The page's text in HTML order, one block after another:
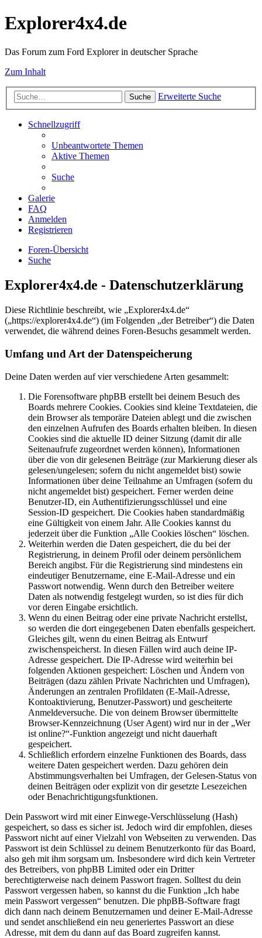
Explorer4x4.de
Das Forum zum Ford Explorer in deutscher Sprache
Zum Inhalt
Suche Erweiterte Suche
Schnellzugriff
Unbeantwortete Themen
Aktive Themen
Suche
Galerie
FAQ
Anmelden
Registrieren
Foren-Übersicht
Suche
Explorer4x4.de - Datenschutzerklärung
Diese Richtlinie beschreibt, wie „Explorer4x4.de“
(„https://explorer4x4.de“) (im Folgenden „der Betreiber“) die Daten
verwendet, die während deines Foren-Besuchs gesammelt werden.
Umfang und Art der Datenspeicherung
Deine Daten werden auf vier verschiedene Arten gesammelt:
Die Forensoftware phpBB erstellt bei deinem Besuch des
Boards mehrere Cookies. Cookies sind kleine Textdateien, die
dein Browser als temporäre Dateien ablegt und die zwischen
den einzelnen Aufrufen des Boards erhalten bleiben. In diesen
Cookies sind die aktuelle ID deiner Sitzung (damit dir alle
Seitenaufrufe zugeordnet werden können), Informationen
über die von dir gelesenen Beiträge (zur Markierung dieser als
gelesen/ungelesen; sofern du nicht angemeldet bist) sowie
Informationen über deine Teilnahme an Umfragen (sofern du
nicht angemeldet bist) gespeichert. Ferner werden deine
Benutzer-ID, ein Authentifizierungsschlüssel und eine
Session-ID gespeichert. Die Cookies haben standardmäßig
eine Gültigkeit von einem Jahr. Alle Cookies kannst du
jederzeit über die Funktion „Alle Cookies löschen“ löschen.
Weiterhin werden die Daten gespeichert, die du bei der
Registrierung, in deinem Profil oder deinem persönlichem
Bereich angibst. Für die Registrierung sind mindestens ein
eindeutiger Benutzername, eine E-Mail-Adresse und ein
Passwort notwendig. Wenn durch den Betreiber weitere
Daten als notwendig festgelegt wurden, so ist dies für dich
vor deren Eingabe ersichtlich.
Wenn du einen Beitrag oder eine private Nachricht erstellst,
so werden die dort eingegebenen Daten ebenfalls gespeichert.
Gleiches gilt, wenn du einen Beitrag als Entwurf
zwischenspeicherst. In diesen Fällen wird auch deine IP-
Adresse gespeichert. Die IP-Adresse wird weiterhin bei
folgenden Aktionen gespeichert: Löschen und Ändern von
Beiträgen (dazu zählen Private Nachrichten und Umfragen),
Änderungen an zentralen Profildaten (E-Mail-Adresse,
Kontoaktivierung, Benutzer-Passwort) und gescheiterte
Anmeldeversuche. Die von deinem Browser übermittelte
Browser-Kennzeichnung (User Agent) wird nur in der „Wer
ist online?“-Funktion angezeigt und nicht dauerhaft
gespeichert.
Schließlich erfordern einzelne Funktionen des Boards, dass
weitere Daten gespeichert werden. Dazu gehören dein
Abstimmungsverhalten bei Umfragen, der Gelesen-Status von
deinen Beiträgen oder explizit von dir gesetzte Lesezeichen
oder Benachrichtigungsfunktionen.
Dein Passwort wird mit einer Einwege-Verschlüsselung (Hash)
gespeichert, so dass es sicher ist. Jedoch wird dir empfohlen, dieses
Passwort nicht auf einer Vielzahl von Webseiten zu verwenden. Das
Passwort ist dein Schlüssel zu deinem Benutzerkonto für das Board,
also geh mit ihm sorgsam um. Insbesondere wird dich kein Vertreter
des Betreibers, von phpBB Limited oder ein Dritter
berechtigterweise nach deinem Passwort fragen. Solltest du dein
Passwort vergessen haben, so kannst du die Funktion „Ich habe
mein Passwort vergessen“ benutzen. Die phpBB-Software fragt
dich dann nach deinem Benutzernamen und deiner E-Mail-Adresse
und sendet anschließend ein neu generiertes Passwort an diese
Adresse, mit dem du dann auf das Board zugreifen kannst.